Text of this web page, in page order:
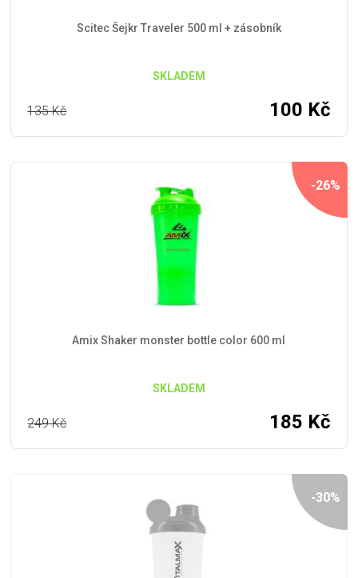
Scitec Šejkr Traveler 500 ml + zásobník
SKLADEM
135Kč 100 Kč
-26%
Amix Shaker monster bottle color 600 ml
SKLADEM
249Kč 185 Kč
-30%